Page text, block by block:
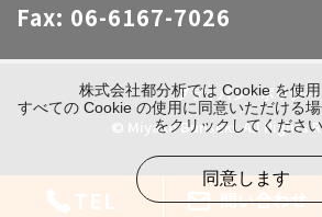
TEL 問い合わせ
Fax: 06-6167-7026
© Miyako Bunseki. All Rights
プライバシーポリシー
株式会社都分析では Cookie を使用
すべての Cookie の使用に同意いただける場
をクリックしてください
同意します